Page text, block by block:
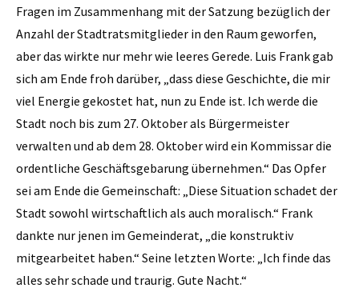
Fragen im Zusammenhang mit der Satzung bezüglich der
Anzahl der Stadtratsmitglieder in den Raum geworfen,
aber das wirkte nur mehr wie leeres Gerede. Luis Frank gab
sich am Ende froh darüber, „dass diese Geschichte, die mir
viel Energie gekostet hat, nun zu Ende ist. Ich werde die
Stadt noch bis zum 27. Oktober als Bürgermeister
verwalten und ab dem 28. Oktober wird ein Kommissar die
ordentliche Geschäftsgebarung übernehmen.“ Das Opfer
sei am Ende die Gemeinschaft: „Diese Situation schadet der
Stadt sowohl wirtschaftlich als auch moralisch.“ Frank
dankte nur jenen im Gemeinderat, „die konstruktiv
mitgearbeitet haben.“ Seine letzten Worte: „Ich finde das
alles sehr schade und traurig. Gute Nacht.“